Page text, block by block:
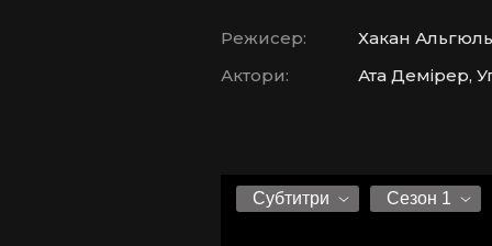
Режисер:
Хакан Альгюль
Актори:
Ата Демірер,